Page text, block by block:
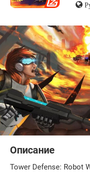
Описание
Tower Defense: Robot